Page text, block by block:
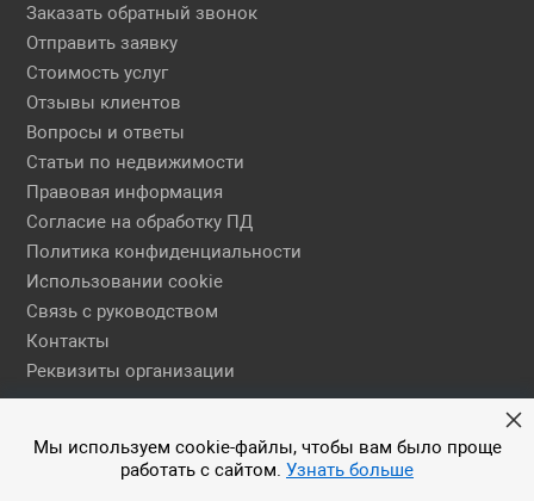
Заказать обратный звонок
Отправить заявку
Стоимость услуг
Отзывы клиентов
Вопросы и ответы
Статьи по недвижимости
Правовая информация
Согласие на обработку ПД
Политика конфиденциальности
Использовании cookie
Связь с руководством
Контакты
Реквизиты организации
Правовая информация
© 2026 АН ЕГСН
Мы используем cookie-файлы, чтобы вам было проще
работать с сайтом. Узнать больше